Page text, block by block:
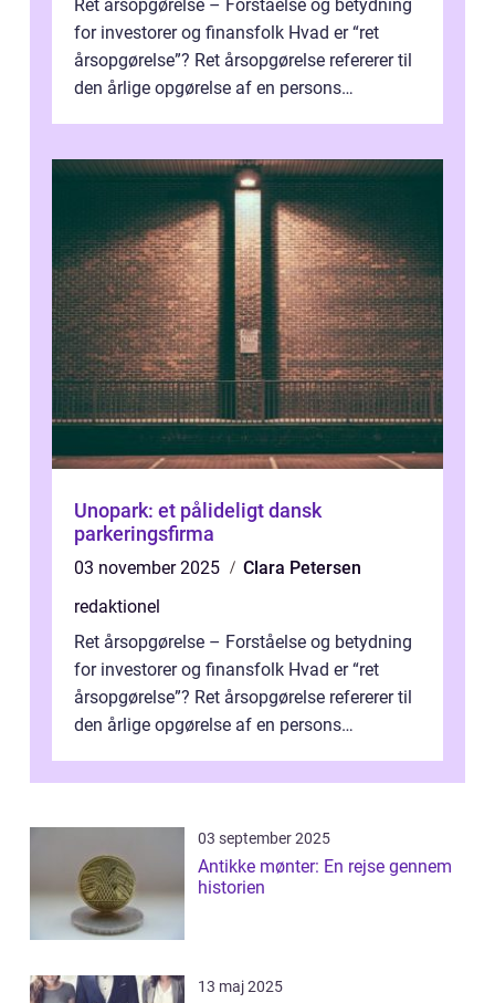
Ret årsopgørelse – Forståelse og betydning
for investorer og finansfolk Hvad er “ret
årsopgørelse”? Ret årsopgørelse refererer til
den årlige opgørelse af en persons
Unopark: et pålideligt dansk
parkeringsfirma
03 november 2025
Clara Petersen
redaktionel
Ret årsopgørelse – Forståelse og betydning
for investorer og finansfolk Hvad er “ret
årsopgørelse”? Ret årsopgørelse refererer til
den årlige opgørelse af en persons
03 september 2025
Antikke mønter: En rejse gennem
historien
13 maj 2025